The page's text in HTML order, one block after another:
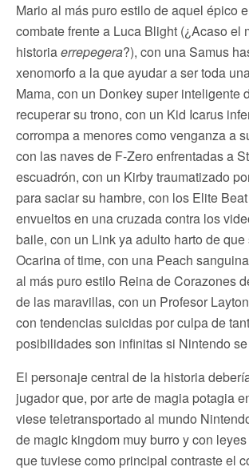
Mario al más puro estilo de aquel épico
combate frente a Luca Blight (¿Acaso el
historiaerrepegera?), con una Samus
xenomorfo a la que ayudar a ser toda
Mama, con un Donkey super inteligente
recuperar su trono, con un Kid Icarus
corrompa a menores como venganza a
con las naves de F-Zero enfrentadas a
escuadrón, con un Kirby traumatizado
para saciar su hambre, con los Elite
envueltos en una cruzada contra los
baile, con un Link ya adulto harto de
Ocarina of time, con una Peach
al más puro estilo Reina de Corazones
de las maravillas, con un Profesor
con tendencias suicidas por culpa de
posibilidades son infinitas si Nintendo
El personaje central de la historia
jugador que, por arte de magia potagia
viese teletransportado al mundo
de magic kingdom muy burro y con
que tuviese como principal contraste el